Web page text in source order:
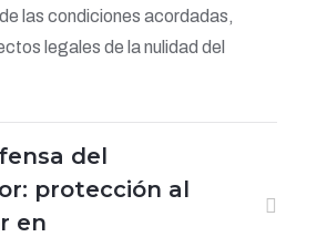
las condiciones acordadas,
legales de la nulidad del
del
protección al
en